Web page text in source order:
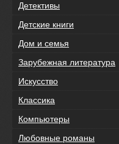
Детективы
Детские книги
Дом и семья
Зарубежная литература
Искусство
Классика
Компьютеры
Любовные романы